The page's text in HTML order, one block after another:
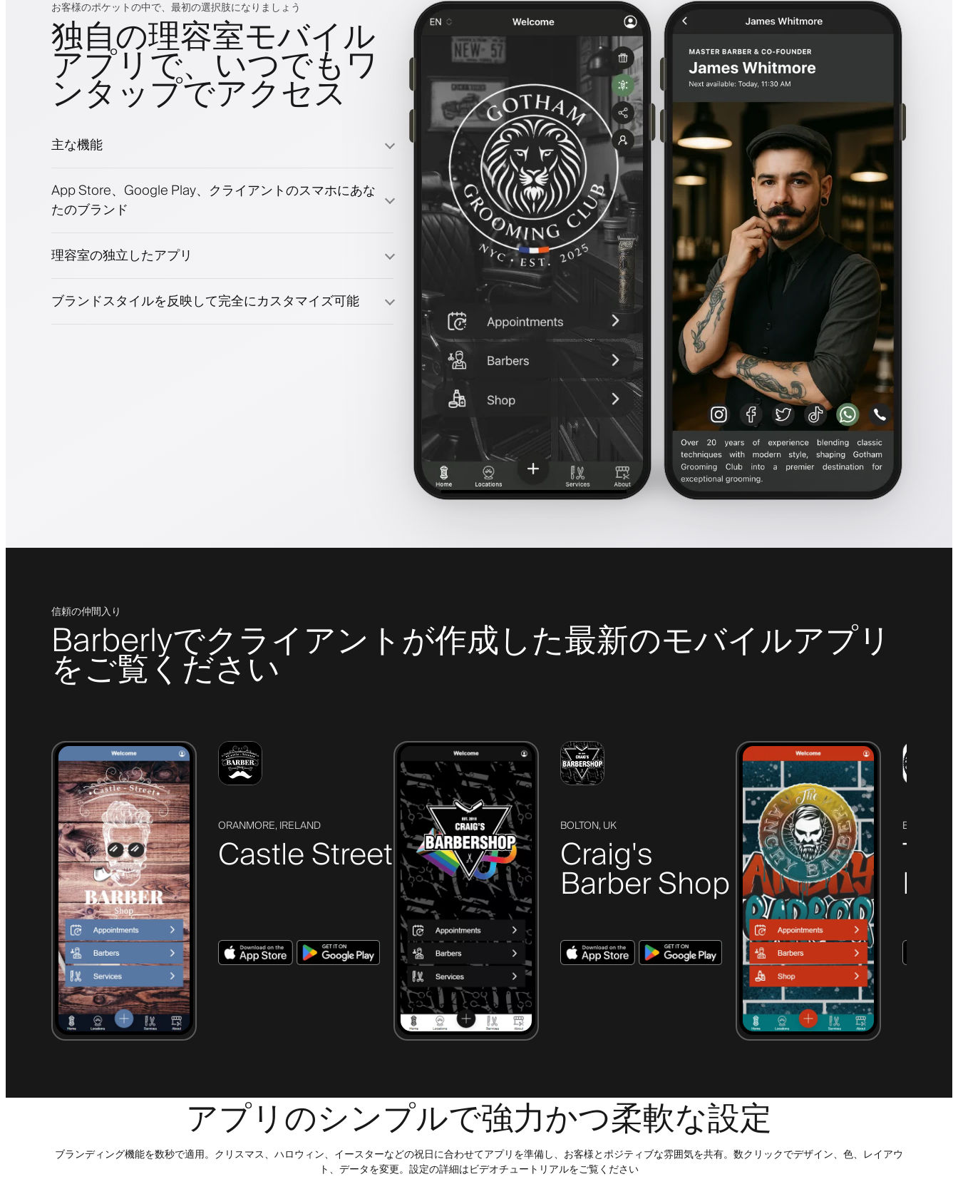
お客様のポケットの中で、最初の選択肢になりましょう
独自の理容室モバイル
アプリで、いつでもワ
ンタップでアクセス
主な機能
支払い、保証金
美容商品を販売
プッシュ、SMS、メール通知
App Store、Google Play、クライアントのスマホにあな
たのブランド
理容室の独立したアプリ
ブランドスタイルを反映して完全にカスタマイズ可能
信頼の仲間入り
Barberlyでクライアントが作成した最新のモバイルアプリ
をご覧ください
ORANMORE, IRELAND
Castle Street
BOLTON, UK
Craig's
Barber Shop
ELGIN,
アプリのシンプルで強力かつ柔軟な設定
ブランディング機能を数秒で適用。クリスマス、ハロウィン、イースターなどの祝日に合わせてアプリを準備し、お客様とポジティブな雰囲気を共有。数クリックでデザイン、色、レイアウ
ト、データを変更。設定の詳細はビデオチュートリアルをご覧ください